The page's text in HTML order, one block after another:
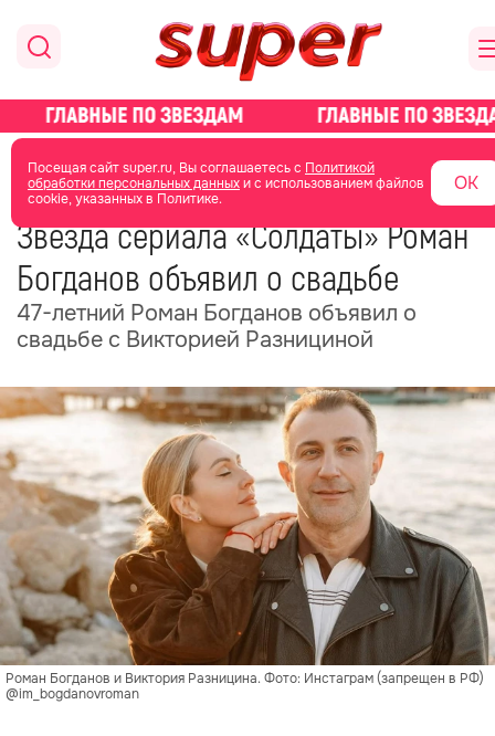
Посещая сайт super.ru, Вы соглашаетесь с Политикой
обработки персональных данныхи с использованием файлов
cookie, указанных в Политике.
ОК
главная новости о звездах новости
28 мая 12:53
Звезда сериала «Солдаты» Роман
Богданов объявил о свадьбе
47-летний Роман Богданов объявил о
свадьбе с Викторией Разнициной
Роман Богданов и Виктория Разницина. Фото: Инстаграм (запрещен в РФ)
@im_bogdanovroman